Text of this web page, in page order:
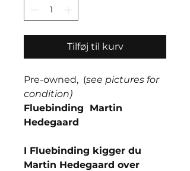
Tilføj til kurv
Pre-owned, (see pictures for
condition)
Fluebinding Martin
Hedegaard
I Fluebinding kigger du
Martin Hedegaard over